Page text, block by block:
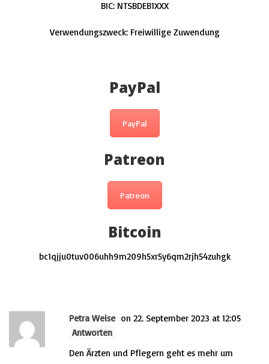
BIC: NTSBDEB1XXX
Verwendungszweck: Freiwillige Zuwendung
PayPal
PayPal
Patreon
Patreon
Bitcoin
bc1qjju0tuv006uhh9m209h5xr5y6qm2rjh54zuhgk
Petra Weise on 22. September 2023 at 12:05
Antworten
Den Ärzten und Pflegern geht es mehr um